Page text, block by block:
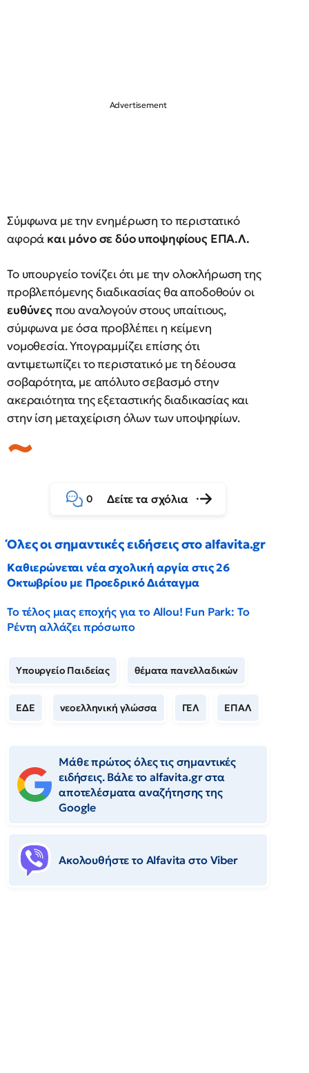
Σύμφωνα με την ενημέρωση το περιστατικό
αφορά και μόνο σε δύο υποψηφίους ΕΠΑ.Λ.
Το υπουργείο τονίζει ότι με την ολοκλήρωση της
προβλεπόμενης διαδικασίας θα αποδοθούν οι
ευθύνεςπου αναλογούν στους υπαίτιους,
σύμφωνα με όσα προβλέπει η κείμενη
νομοθεσία. Υπογραμμίζει επίσης ότι
αντιμετωπίζει το περιστατικό με τη δέουσα
σοβαρότητα, με απόλυτο σεβασμό στην
ακεραιότητα της εξεταστικής διαδικασίας και
στην ίση μεταχείριση όλων των υποψηφίων.
0 Δείτε τα σχόλια
Όλες οι σημαντικές ειδήσεις στο alfavita.gr
Καθιερώνεται νέα σχολική αργία στις 26
Οκτωβρίου με Προεδρικό Διάταγμα
Το τέλος μιας εποχής για το Allou! Fun Park: Το
Ρέντη αλλάζει πρόσωπο
Υπουργείο Παιδείας θέματα πανελλαδικών
ΕΔΕ νεοελληνική γλώσσα ΓΕΛ ΕΠΑΛ
Μάθε πρώτος όλες τις σημαντικές
ειδήσεις. Βάλε το alfavita.gr στα
αποτελέσματα αναζήτησης της
Google
Ακολουθήστε το Αlfavita στο Viber